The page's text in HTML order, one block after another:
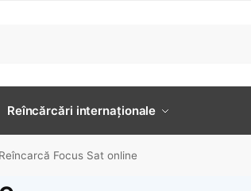
Reîncărcări internaționale
Reîncarcă Focus Sat online